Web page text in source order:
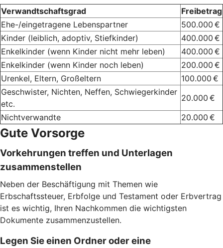
Verwandtschaftsgrad
Freibetrag
Ehe-/eingetragene Lebenspartner
500.000 €
Kinder (leiblich, adoptiv, Stiefkinder)
400.000 €
Enkelkinder (wenn Kinder nicht mehr leben)
400.000 €
Enkelkinder (wenn Kinder noch leben)
200.000 €
Urenkel, Eltern, Großeltern
100.000 €
Geschwister, Nichten, Neffen, Schwiegerkinder
etc.
20.000 €
Nichtverwandte
20.000 €
Gute Vorsorge
Vorkehrungen treffen und Unterlagen
zusammenstellen
Neben der Beschäftigung mit Themen wie
Erbschaftssteuer, Erbfolge und Testament oder Erbvertrag
ist es wichtig, Ihren Nachkommen die wichtigsten
Dokumente zusammenzustellen.
Legen Sie einen Ordner oder eine